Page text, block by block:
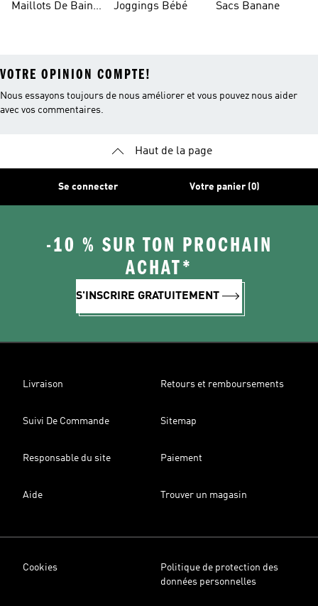
Maillots De Bain
Joggings Bébé Sacs Banane
VOTRE OPINION COMPTE!
Nous essayons toujours de nous améliorer et vous pouvez nous aider
avec vos commentaires.
Haut de la page
Se connecter Votre panier (0)
-10 % SUR TON PROCHAIN
ACHAT*
S'INSCRIRE GRATUITEMENT
Livraison Retours et remboursements
Suivi De Commande Sitemap
Responsable du site Paiement
Aide Trouver un magasin
Cookies
Politique de protection des
données personnelles